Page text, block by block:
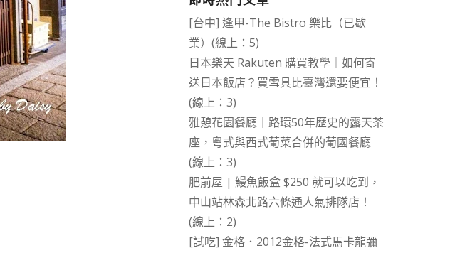
[台中] 逢甲-The Bistro 樂比（已歇
業）(線上：5)
日本樂天 Rakuten 購買教學｜如何寄
送日本飯店？買雪具比臺灣還要便宜！
(線上：3)
雅憩花園餐廳｜路環50年歷史的露天茶
座，粵式與西式葡菜合併的葡國餐廳
(線上：3)
肥前屋 | 鰻魚飯盒 $250 就可以吃到，
中山站林森北路六條通人氣排隊店！
(線上：2)
[試吃] 金格．2012金格-法式馬卡龍彌